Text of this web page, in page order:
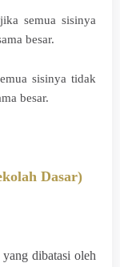
semua sisinya
besar.
sisinya tidak
besar.
Dasar)
dibatasi oleh